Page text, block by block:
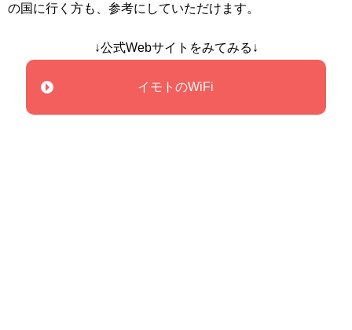
の国に行く方も、参考にしていただけます。
↓公式Webサイトをみてみる↓
イモトのWiFi